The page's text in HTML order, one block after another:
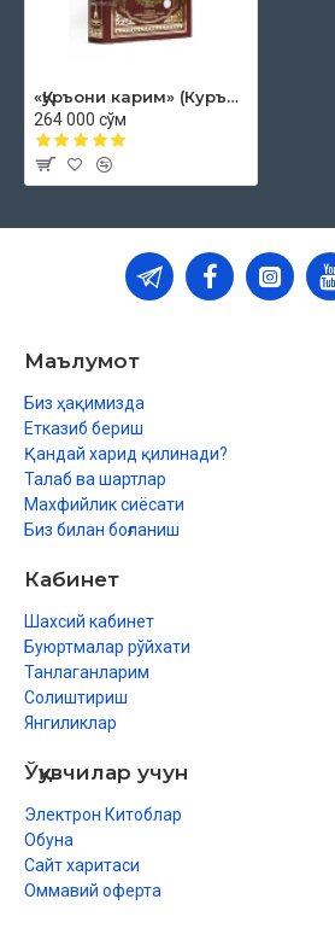
«Қуръони карим» (Куръони каримнинг таржимаси ва тафсири)
264 000 сўм
Маълумот
Биз ҳақимизда
Етказиб бериш
Қандай харид қилинади?
Талаб ва шартлар
Махфийлик сиёсати
Биз билан боғланиш
Кабинет
Шахсий кабинет
Буюртмалар рўйхати
Танлаганларим
Солиштириш
Янгиликлар
Ўқувчилар учун
Электрон Китоблар
Обуна
Сайт харитаси
Оммавий оферта